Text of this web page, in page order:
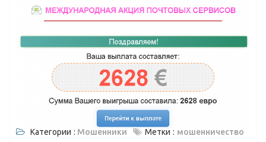
Категории : Мошенники Метки : мошенничество